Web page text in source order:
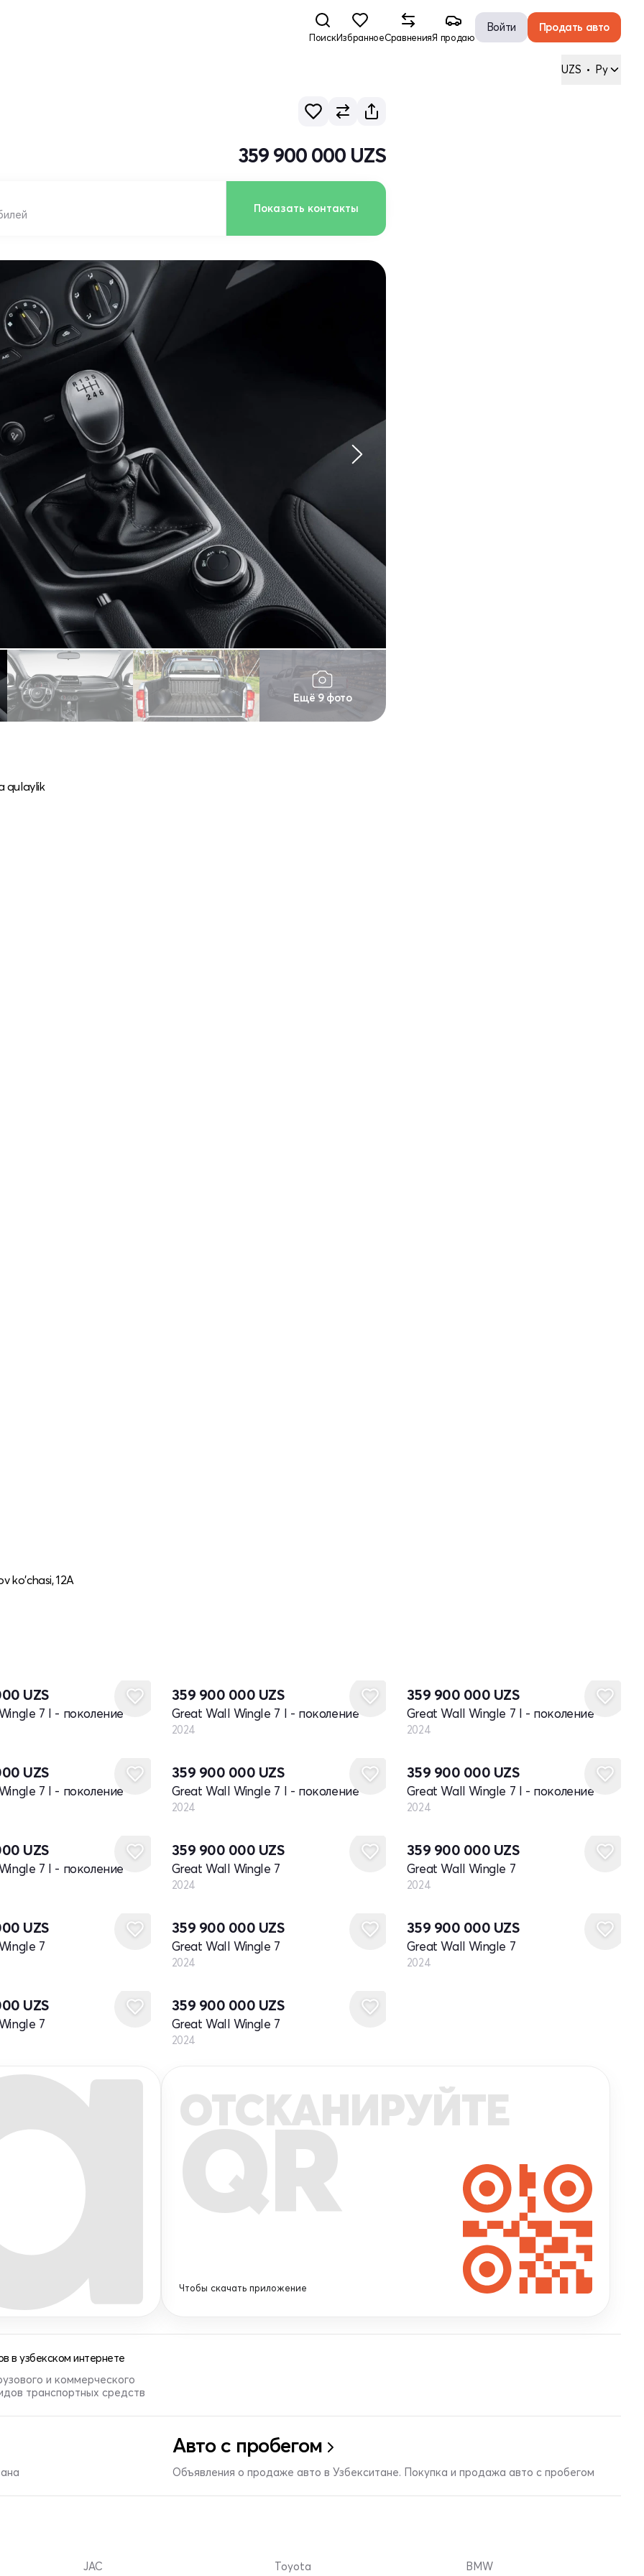
ПоискИзбранноеСравненияЯ продаю
Войти Продать авто
UZS • Ру
359 900 000 UZS
Показать контакты
Ещё 9 фото
qulaylik
ko'chasi, 12A
UZS
7 I - поколение
359 900 000 UZS
Great Wall Wingle 7 I - поколение
2024
359 900 000 UZS
Great Wall Wingle 7 I - поколение
2024
UZS
7 I - поколение
359 900 000 UZS
Great Wall Wingle 7 I - поколение
2024
359 900 000 UZS
Great Wall Wingle 7 I - поколение
2024
UZS
7 I - поколение
359 900 000 UZS
Great Wall Wingle 7
2024
359 900 000 UZS
Great Wall Wingle 7
2024
UZS
7
359 900 000 UZS
Great Wall Wingle 7
2024
359 900 000 UZS
Great Wall Wingle 7
2024
UZS
7
359 900 000 UZS
Great Wall Wingle 7
2024
ОТСКАНИРУЙТЕ
QR
Чтобы скачать приложение
в узбекском интернете
и коммерческого
транспортных средств
Авто с пробегом
Объявления о продаже авто в Узбекситане. Покупка и продажа авто с пробегом
JAC Toyota BMW